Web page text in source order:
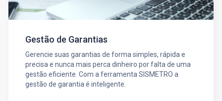
Gestão de Garantias
Gerencie suas garantias de forma simples, rápida e
precisa e nunca mais perca dinheiro por falta de uma
gestão eficiente. Com a ferramenta SISMETRO a
gestão de garantia é inteligente.